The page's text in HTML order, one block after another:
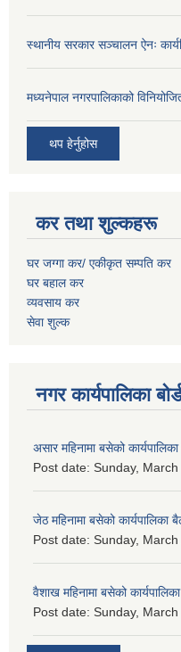
स्थानीय सरकार सञ्चालन ऐनः
मध्यनेपाल नगरपालिकाको
थप हेर्नुहोस
कर तथा शुल्कहरू
घर जग्गा कर/ एकीकृत सम्पति कर
घर बहाल कर
व्यवसाय कर
सेवा शुल्क
नगर कार्यपालिका
असार महिनामा बसेको
Post date: Sunday,
जेठ महिनामा बसेको कार्यपालिका
Post date: Sunday,
वैशाख महिनामा बसेको
Post date: Sunday,